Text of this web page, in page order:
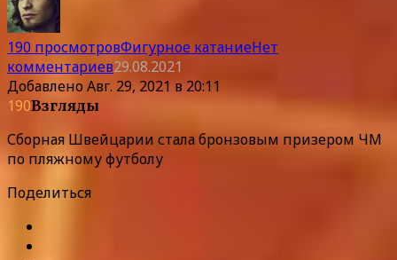
190 просмотровФигурное катаниеНет
комментариев29.08.2021
Добавлено Авг. 29, 2021 в 20:11
190Взгляды
Сборная Швейцарии стала бронзовым призером ЧМ
по пляжному футболу
Поделиться